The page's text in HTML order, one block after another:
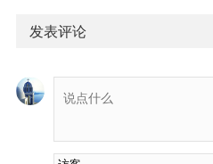
物？香灰为何物？香在
弟子的祈愿心念与仙家
发表评论